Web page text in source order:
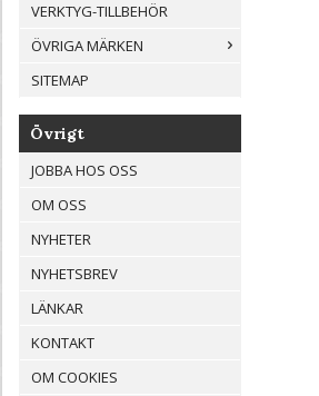
VERKTYG-TILLBEHÖR
ÖVRIGA MÄRKEN
SITEMAP
Övrigt
JOBBA HOS OSS
OM OSS
NYHETER
NYHETSBREV
LÄNKAR
KONTAKT
OM COOKIES